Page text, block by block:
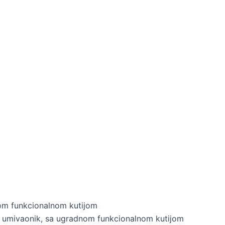
funkcionalnom kutijom
sa ugradnom funkcionalnom kutijom